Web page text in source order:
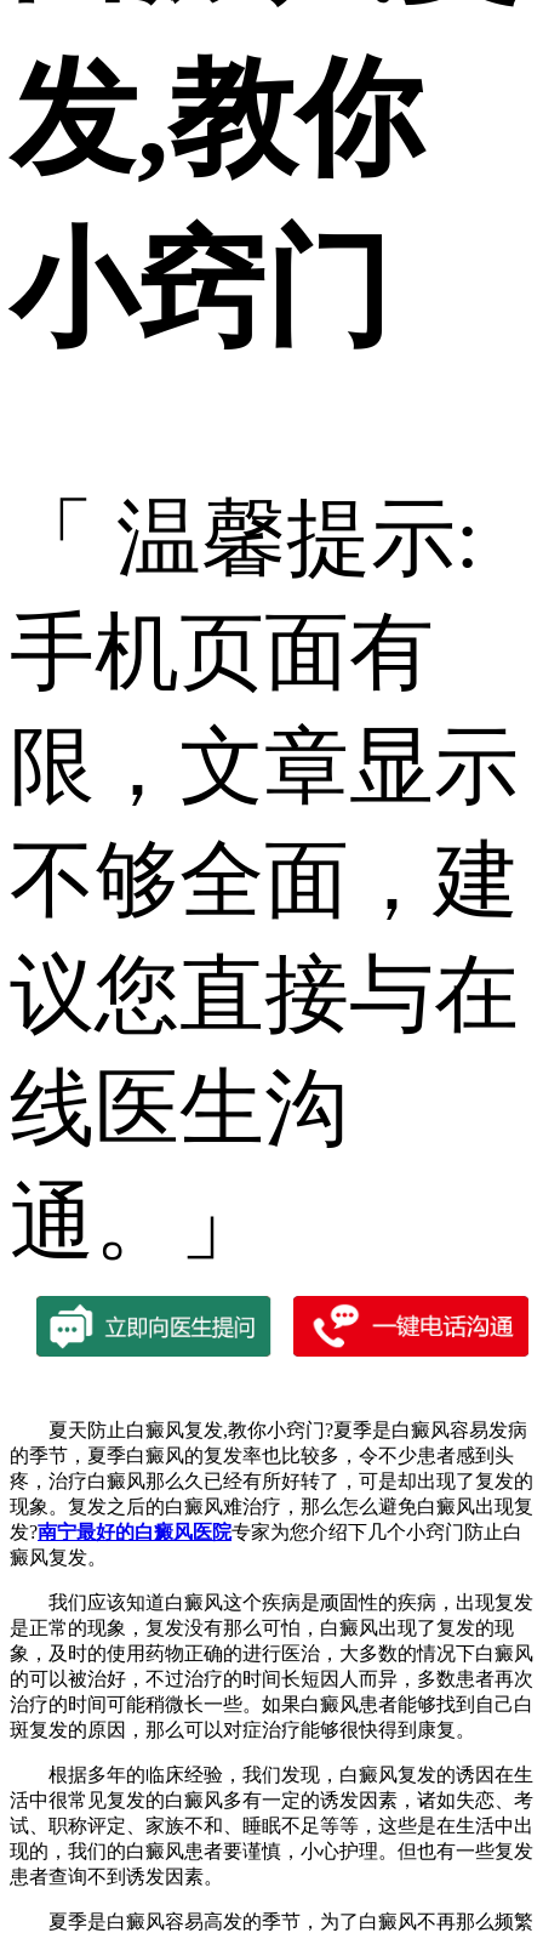
发,教你
小窍门
「 温馨提示:
手机页面有
限，文章显示
不够全面，建
议您直接与在
线医生沟
通。」
夏天防止白癜风复发,教你小窍门?夏季是白癜风容易发病
的季节，夏季白癜风的复发率也比较多，令不少患者感到头
疼，治疗白癜风那么久已经有所好转了，可是却出现了复发的
现象。复发之后的白癜风难治疗，那么怎么避免白癜风出现复
发?南宁最好的白癜风医院专家为您介绍下几个小窍门防止白
癜风复发。
我们应该知道白癜风这个疾病是顽固性的疾病，出现复发
是正常的现象，复发没有那么可怕，白癜风出现了复发的现
象，及时的使用药物正确的进行医治，大多数的情况下白癜风
的可以被治好，不过治疗的时间长短因人而异，多数患者再次
治疗的时间可能稍微长一些。如果白癜风患者能够找到自己白
斑复发的原因，那么可以对症治疗能够很快得到康复。
根据多年的临床经验，我们发现，白癜风复发的诱因在生
活中很常见复发的白癜风多有一定的诱发因素，诸如失恋、考
试、职称评定、家族不和、睡眠不足等等，这些是在生活中出
现的，我们的白癜风患者要谨慎，小心护理。但也有一些复发
患者查询不到诱发因素。
夏季是白癜风容易高发的季节，为了白癜风不再那么频繁